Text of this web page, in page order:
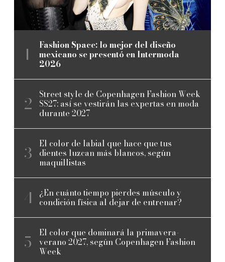
Fashion Space: lo mejor del diseño
mexicano se presentó en Intermoda
2026
Street style de Copenhagen Fashion Week
SS27: así se vestirán las expertas en moda
durante 2027
El color de labial que hace que tus
dientes luzcan más blancos, según
maquillistas
¿En cuánto tiempo pierdes músculo y
condición física al dejar de entrenar?
El color que dominará la primavera-
verano 2027, según Copenhagen Fashion
Week